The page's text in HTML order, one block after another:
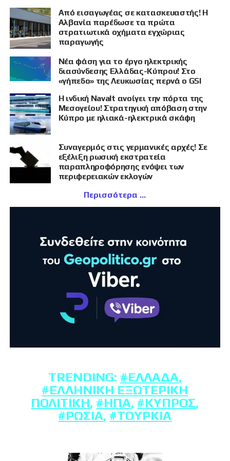
Από εισαγωγέας σε κατασκευαστής! Η
Αλβανία παρέδωσε τα πρώτα
στρατιωτικά οχήματα εγχώριας
παραγωγής
Νέα φάση για το έργο ηλεκτρικής
διασύνδεσης Ελλάδας-Κύπρου! Στο
«γήπεδο» της Λευκωσίας περνά ο GSI
Η ινδική Navalt ανοίγει την πόρτα της
Μεσογείου! Στρατηγική απόβαση στην
Κύπρο με ηλιακά-ηλεκτρικά σκάφη
Συναγερμός στις γερμανικές αρχές! Σε
εξέλιξη ρωσική εκστρατεία
παραπληροφόρησης ενόψει των
περιφερειακών εκλογών
Περισσότερα
TRENDING: #ΕΛΛΆΔΑ,
#ΕΛΛΗΝΙΚΉ ΕΞΩΤΕΡΙΚΉ
ΠΟΛΙΤΙΚΉ, #ΗΠΑ, #ΚΎΠΡΟΣ,
#ΡΩΣΊΑ, #ΤΟΥΡΚΊΑ